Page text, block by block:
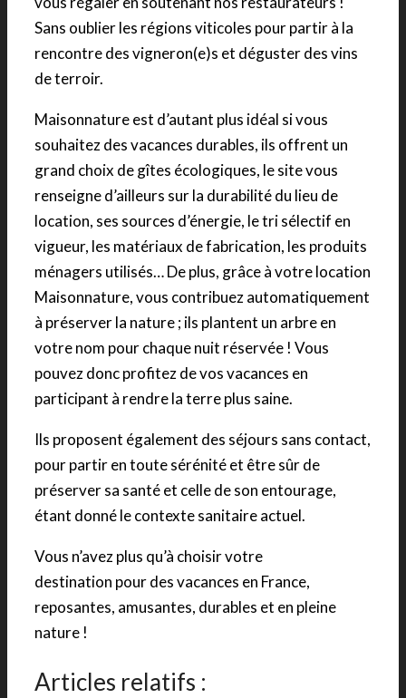
Sans oublier les régions viticoles pour partir à la
rencontre des vigneron(e)s et déguster des vins
de terroir.
Maisonnature est d’autant plus idéal si vous
souhaitez des vacances durables, ils offrent un
grand choix de gîtes écologiques, le site vous
renseigne d’ailleurs sur la durabilité du lieu de
location, ses sources d’énergie, le tri sélectif en
vigueur, les matériaux de fabrication, les produits
ménagers utilisés… De plus, grâce à votre location
Maisonnature, vous contribuez automatiquement
à préserver la nature ; ils plantent un arbre en
votre nom pour chaque nuit réservée ! Vous
pouvez donc profitez de vos vacances en
participant à rendre la terre plus saine.
Ils proposent également des séjours sans contact,
pour partir en toute sérénité et être sûr de
préserver sa santé et celle de son entourage,
étant donné le contexte sanitaire actuel.
Vous n’avez plus qu’à choisir votre
destination pour des vacances en France,
reposantes, amusantes, durables et en pleine
nature !
Articles relatifs :